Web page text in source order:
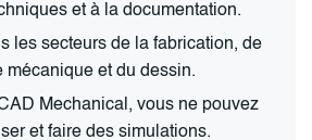
et à la documentation.
les secteurs de la fabrication, de
mécanique et du dessin.
Mechanical, vous ne pouvez
et faire des simulations.